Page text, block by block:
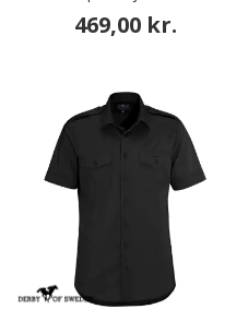
469,00 kr.